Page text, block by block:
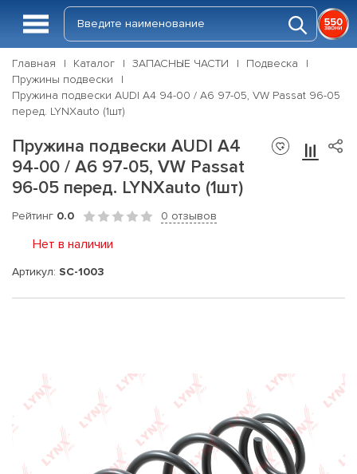
Главная Каталог ЗАПАСНЫЕ ЧАСТИ
Подвеска
Пружины подвески
Пружина подвески AUDI A4 94-00 / A6 97-05, VW Passat 96-05
перед. LYNXauto (1шт)
Пружина подвески AUDI A4
94-00 / A6 97-05, VW Passat
96-05 перед. LYNXauto (1шт)
Рейтинг 0.0 0 отзывов
Нет в наличии
Артикул: SC-1003